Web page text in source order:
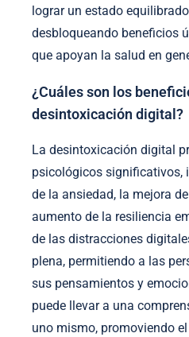
lograr un estado
desbloqueando beneficios
que apoyan la salud en
¿Cuáles son los
desintoxicación digital?
La desintoxicación digital
psicológicos significativos,
de la ansiedad, la mejora
aumento de la resiliencia
de las distracciones
plena, permitiendo a las
sus pensamientos y
puede llevar a una
uno mismo, promoviendo